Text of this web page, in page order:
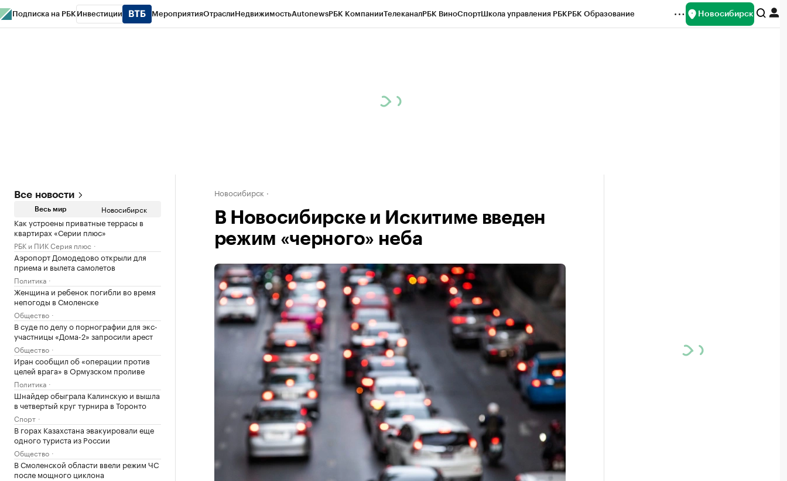
Подписка на РБК Инвестиции МероприятияОтраслиНедвижимостьAutonewsРБК КомпанииТелеканалРБК ВиноСпортШкола управления РБКРБК Образование Новосибирск
Все новости
Весь мир Новосибирск
Как устроены приватные террасы в
квартирах «Серии плюс»
РБК и ПИК Серия плюс
Аэропорт Домодедово открыли для
приема и вылета самолетов
Политика
Женщина и ребенок погибли во время
непогоды в Смоленске
Общество
В суде по делу о порнографии для экс-
участницы «Дома-2» запросили арест
Общество
Иран сообщил об «операции против
целей врага» в Ормузском проливе
Политика
Шнайдер обыграла Калинскую и вышла
в четвертый круг турнира в Торонто
Спорт
В горах Казахстана эвакуировали еще
одного туриста из России
Общество
В Смоленской области ввели режим ЧС
после мощного циклона
Новосибирск
В Новосибирске и Искитиме введен
режим «черного» неба